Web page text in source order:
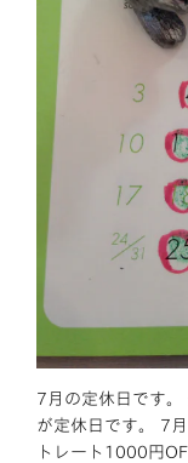
7月の定休日です。
が定休日です。 7
トレート1000円